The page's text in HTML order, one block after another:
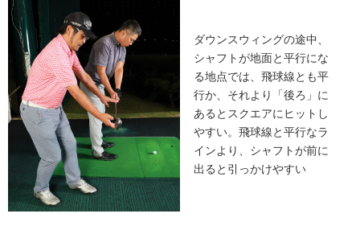
ダウンスウィングの途中、
シャフトが地面と平行にな
る地点では、飛球線とも平
行か、それより「後ろ」に
あるとスクエアにヒットし
やすい。飛球線と平行なラ
インより、シャフトが前に
出ると引っかけやすい